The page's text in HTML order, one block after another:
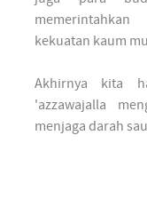
kekuatan kaum
Akhirnya kita
'azzawajalla
menjaga darah